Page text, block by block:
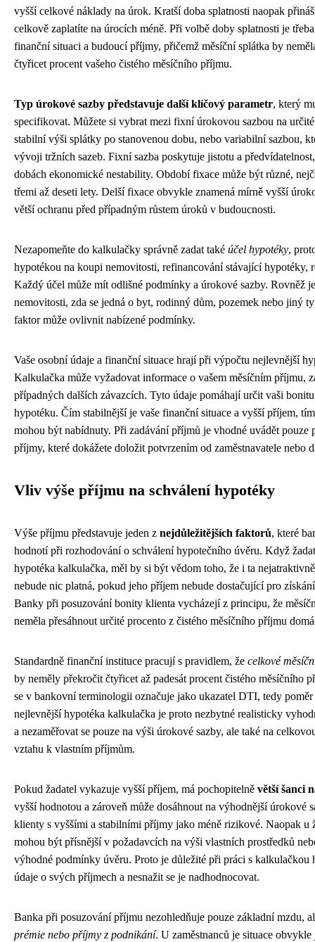
vyšší celkové náklady na úrok. Kratší doba splatnosti naopak
celkově zaplatíte na úrocích méně. Při volbě doby splatnosti je
finanční situaci a budoucí příjmy, přičemž měsíční splátka by
čtyřicet procent vašeho čistého měsíčního příjmu.
Typ úrokové sazby představuje další klíčový parametr, který
specifikovat. Můžete si vybrat mezi fixní úrokovou sazbou na
stabilní výši splátky po stanovenou dobu, nebo variabilní sazbou,
vývoji tržních sazeb. Fixní sazba poskytuje jistotu a
dobách ekonomické nestability. Období fixace může být různé,
třemi až deseti lety. Delší fixace obvykle znamená mírně vyšší
větší ochranu před případným růstem úroků v budoucnosti.
Nezapomeňte do kalkulačky správně zadat také účel hypotéky,
hypotékou na koupi nemovitosti, refinancování stávající hypotéky,
Každý účel může mít odlišné podmínky a úrokové sazby. Rovněž
nemovitosti, zda se jedná o byt, rodinný dům, pozemek nebo jiný
faktor může ovlivnit nabízené podmínky.
Vaše osobní údaje a finanční situace hrají při výpočtu nejlevnější
Kalkulačka může vyžadovat informace o vašem měsíčním příjmu,
případných dalších závazcích. Tyto údaje pomáhají určit vaši
hypotéku. Čím stabilnější je vaše finanční situace a vyšší příjem,
mohou být nabídnuty. Při zadávání příjmů je vhodné uvádět pouze
příjmy, které dokážete doložit potvrzením od zaměstnavatele nebo
Vliv výše příjmu na schválení hypotéky
Výše příjmu představuje jeden z nejdůležitějších faktorů, které
hodnotí při rozhodování o schválení hypotečního úvěru. Když
hypotéka kalkulačka, měl by si být vědom toho, že i ta
nebude nic platná, pokud jeho příjem nebude dostačující pro
Banky při posuzování bonity klienta vycházejí z principu, že
neměla přesáhnout určité procento z čistého měsíčního příjmu
Standardně finanční instituce pracují s pravidlem, že celkové
by neměly překročit čtyřicet až padesát procent čistého měsíčního
se v bankovní terminologii označuje jako ukazatel DTI, tedy
nejlevnější hypotéka kalkulačka je proto nezbytné realisticky
a nezaměřovat se pouze na výši úrokové sazby, ale také na
vztahu k vlastním příjmům.
Pokud žadatel vykazuje vyšší příjem, má pochopitelně větší šanci
vyšší hodnotou a zároveň může dosáhnout na výhodnější úrokové
klienty s vyššími a stabilními příjmy jako méně rizikové. Naopak u
mohou být přísnější v požadavcích na výši vlastních prostředků
výhodné podmínky úvěru. Proto je důležité při práci s kalkulačkou
údaje o svých příjmech a nesnažit se je nadhodnocovat.
Banka při posuzování příjmu nezohledňuje pouze základní mzdu,
prémie nebo příjmy z podnikání. U zaměstnanců je situace